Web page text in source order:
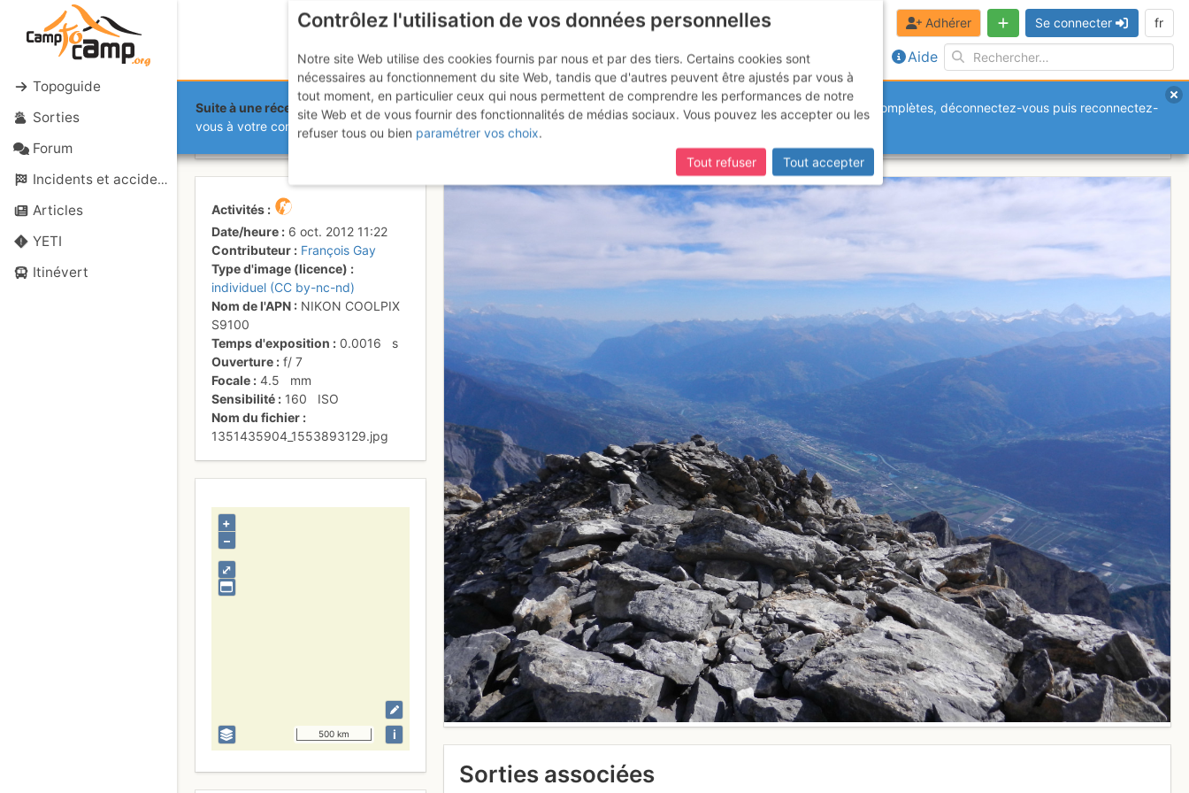
Topoguide
Sorties
Forum
Incidents et accidents
Articles
YETI
Itinévert
Aide
Adhérer Se connecter fr
Suite à une récente et importante mise à jour du site,si certaines pages ne sont plus accessibles, manquantes ou incomplètes, déconnectez-vous puis reconnectez-
vous à votre compte sur le site.
Sommet Est
Activités
Date/heure
6 oct. 2012 11:22
Contributeur
François Gay
Type d'image (licence)
individuel (CC by-nc-nd)
Nom de l'APN
NIKON COOLPIX
S9100
Temps d'exposition
0.0016
s
Ouverture
f/7
Focale
4.5
mm
Sensibilité
160
ISO
Nom du fichier
1351435904_1553893129.jpg
⤢
+
–
500 km i
Sorties associées
Contrôlez l'utilisation de vos données personnelles
Notre site Web utilise des cookies fournis par nous et par des tiers. Certains cookies sont
nécessaires au fonctionnement du site Web, tandis que d'autres peuvent être ajustés par vous à
tout moment, en particulier ceux qui nous permettent de comprendre les performances de notre
site Web et de vous fournir des fonctionnalités de médias sociaux. Vous pouvez les accepter ou les
refuser tous ou bien paramétrer vos choix.
Tout refuser
Tout accepter